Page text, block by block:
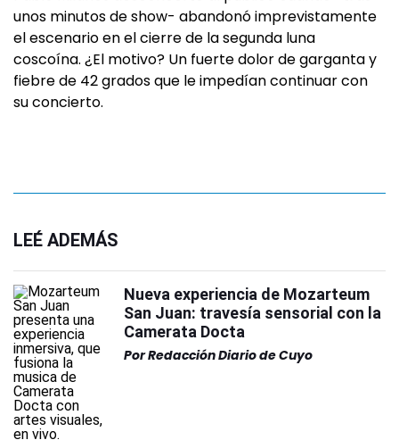
unos minutos de show- abandonó imprevistamente
el escenario en el cierre de la segunda luna
coscoína. ¿El motivo? Un fuerte dolor de garganta y
fiebre de 42 grados que le impedían continuar con
su concierto.
LEÉ ADEMÁS
Nueva experiencia de Mozarteum
San Juan: travesía sensorial con la
Camerata Docta
PorRedacción Diario de Cuyo